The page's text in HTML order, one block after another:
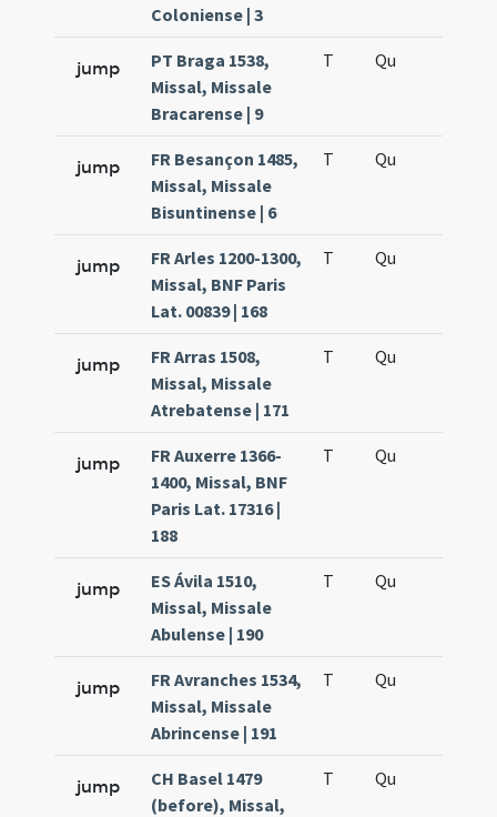
Coloniense | 3
jump
PT Braga 1538,
Missal, Missale
Bracarense | 9
T Qu
jump
FR Besançon 1485,
Missal, Missale
Bisuntinense | 6
T Qu
jump
FR Arles 1200-1300,
Missal, BNF Paris
Lat. 00839 | 168
T Qu
jump
FR Arras 1508,
Missal, Missale
Atrebatense | 171
T Qu
jump
FR Auxerre 1366-
1400, Missal, BNF
Paris Lat. 17316 |
188
T Qu
jump
ES Ávila 1510,
Missal, Missale
Abulense | 190
T Qu
jump
FR Avranches 1534,
Missal, Missale
Abrincense | 191
T Qu
jump
CH Basel 1479
(before), Missal,
T Qu